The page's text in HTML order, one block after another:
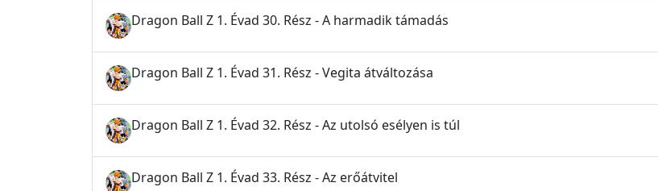
Dragon Ball Z 1. Évad 30. Rész - A harmadik támadás
Dragon Ball Z 1. Évad 31. Rész - Vegita átváltozása
Dragon Ball Z 1. Évad 32. Rész - Az utolsó esélyen is túl
Dragon Ball Z 1. Évad 33. Rész - Az erőátvitel